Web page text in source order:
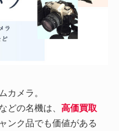
カメラ。
などの名機は、 高価買取
ンク品でも価値がある